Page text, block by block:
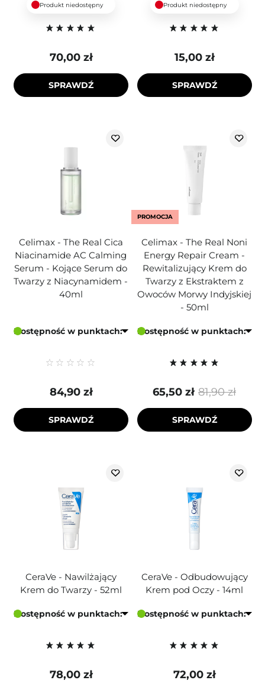
Produkt niedostępny
70,00 zł
SPRAWDŹ
Produkt niedostępny
15,00 zł
SPRAWDŹ
Celimax - The Real Cica
Niacinamide AC Calming
Serum - Kojące Serum do
Twarzy z Niacynamidem -
40ml
Dostępność w punktach:
84,90 zł
SPRAWDŹ
PROMOCJA
Celimax - The Real Noni
Energy Repair Cream -
Rewitalizujący Krem do
Twarzy z Ekstraktem z
Owoców Morwy Indyjskiej
- 50ml
Dostępność w punktach:
81,90 zł
65,50 zł
SPRAWDŹ
CeraVe - Nawilżający
Krem do Twarzy - 52ml
Dostępność w punktach:
78,00 zł
CeraVe - Odbudowujący
Krem pod Oczy - 14ml
Dostępność w punktach:
72,00 zł